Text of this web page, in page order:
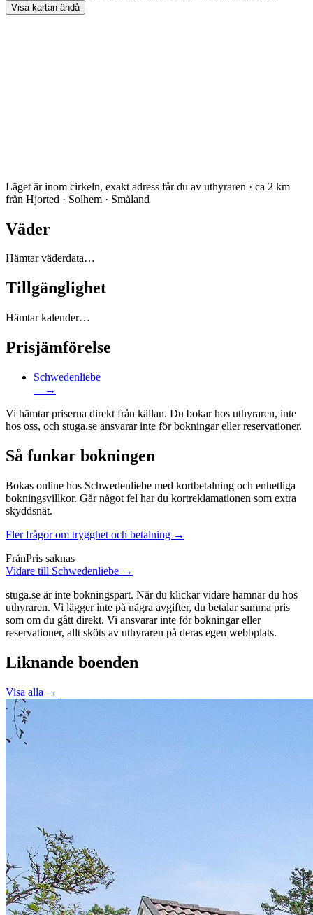
Visa kartan ändå
Läget är inom cirkeln, exakt adress får du av uthyraren · ca 2 km
från Hjorted · Solhem · Småland
Väder
Hämtar väderdata…
Tillgänglighet
Hämtar kalender…
Prisjämförelse
Schwedenliebe
—→
Vi hämtar priserna direkt från källan. Du bokar hos uthyraren, inte
hos oss, och stuga.se ansvarar inte för bokningar eller reservationer.
Så funkar bokningen
Bokas online hos Schwedenliebe med kortbetalning och enhetliga
bokningsvillkor. Går något fel har du kortreklamationen som extra
skyddsnät.
Fler frågor om trygghet och betalning →
FrånPris saknas
Vidare till Schwedenliebe →
stuga.se är inte bokningspart. När du klickar vidare hamnar du hos
uthyraren. Vi lägger inte på några avgifter, du betalar samma pris
som om du gått direkt. Vi ansvarar inte för bokningar eller
reservationer, allt sköts av uthyraren på deras egen webbplats.
Liknande boenden
Visa alla →